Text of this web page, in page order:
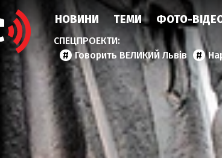
НОВИНИ ТЕМИ ФОТО-
Говорить ВЕЛИКИЙ Львів